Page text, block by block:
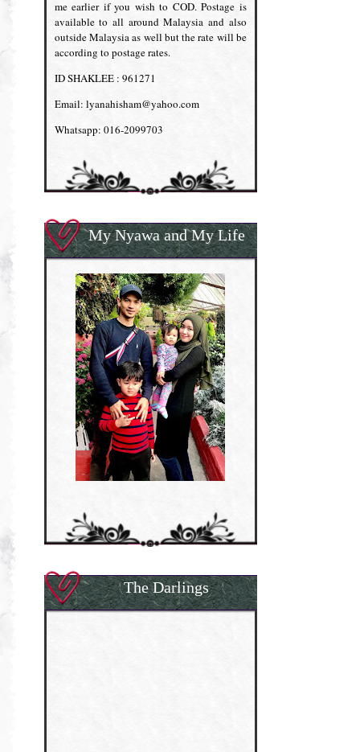
me earlier if you wish to COD. Postage is
available to all around Malaysia and also
outside Malaysia as well but the rate will be
according to postage rates.
ID SHAKLEE : 961271
Email: lyanahisham@yahoo.com
Whatsapp: 016-2099703
My Nyawa and My Life
The Darlings